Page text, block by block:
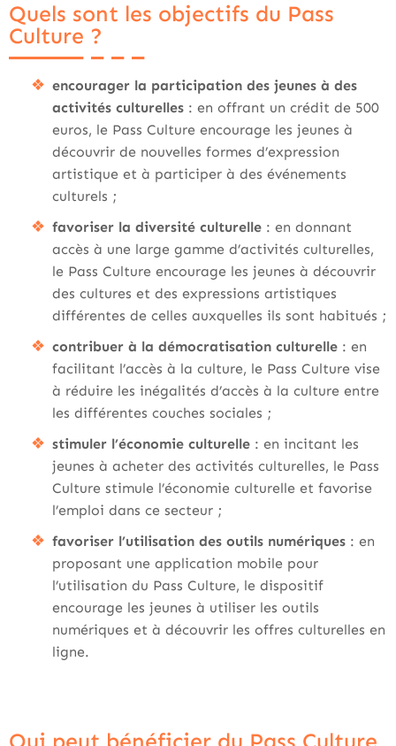
Quels sont les objectifs du Pass
Culture ?
encourager la participation des jeunes à des
activités culturelles : en offrant un crédit de 500
euros, le Pass Culture encourage les jeunes à
découvrir de nouvelles formes d’expression
artistique et à participer à des événements
culturels ;
favoriser la diversité culturelle : en donnant
accès à une large gamme d’activités culturelles,
le Pass Culture encourage les jeunes à découvrir
des cultures et des expressions artistiques
différentes de celles auxquelles ils sont habitués ;
contribuer à la démocratisation culturelle : en
facilitant l’accès à la culture, le Pass Culture vise
à réduire les inégalités d’accès à la culture entre
les différentes couches sociales ;
stimuler l’économie culturelle : en incitant les
jeunes à acheter des activités culturelles, le Pass
Culture stimule l’économie culturelle et favorise
l’emploi dans ce secteur ;
favoriser l’utilisation des outils numériques : en
proposant une application mobile pour
l’utilisation du Pass Culture, le dispositif
encourage les jeunes à utiliser les outils
numériques et à découvrir les offres culturelles en
ligne.